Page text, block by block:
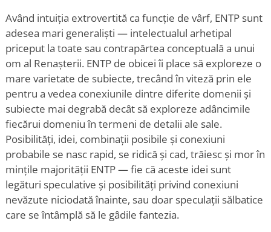
Având intuiția extrovertită ca funcție de vârf, ENTP sunt
adesea mari generalişti — intelectualul arhetipal
priceput la toate sau contrapărtea conceptuală a unui
om al Renașterii. ENTP de obicei îi place să exploreze o
mare varietate de subiecte, trecând în viteză prin ele
pentru a vedea conexiunile dintre diferite domenii și
subiecte mai degrabă decât să exploreze adâncimile
fiecărui domeniu în termeni de detalii ale sale.
Posibilități, idei, combinații posibile și conexiuni
probabile se nasc rapid, se ridică și cad, trăiesc și mor în
mințile majorității ENTP — fie că aceste idei sunt
legături speculative și posibilități privind conexiuni
nevăzute niciodată înainte, sau doar speculații sălbatice
care se întâmplă să le gâdile fantezia.